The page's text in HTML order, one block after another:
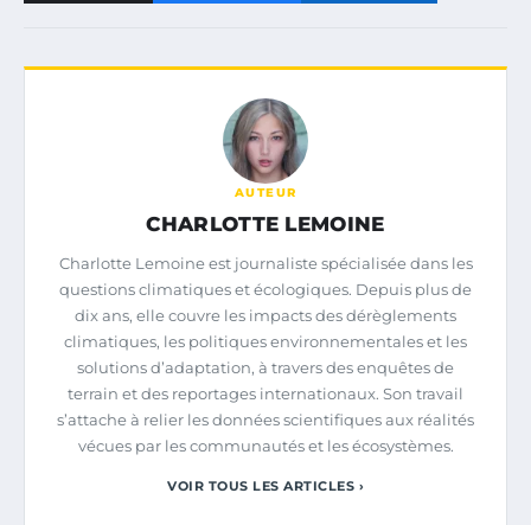
AUTEUR
CHARLOTTE LEMOINE
Charlotte Lemoine est journaliste spécialisée dans les
questions climatiques et écologiques. Depuis plus de
dix ans, elle couvre les impacts des dérèglements
climatiques, les politiques environnementales et les
solutions d’adaptation, à travers des enquêtes de
terrain et des reportages internationaux. Son travail
s’attache à relier les données scientifiques aux réalités
vécues par les communautés et les écosystèmes.
VOIR TOUS LES ARTICLES ›